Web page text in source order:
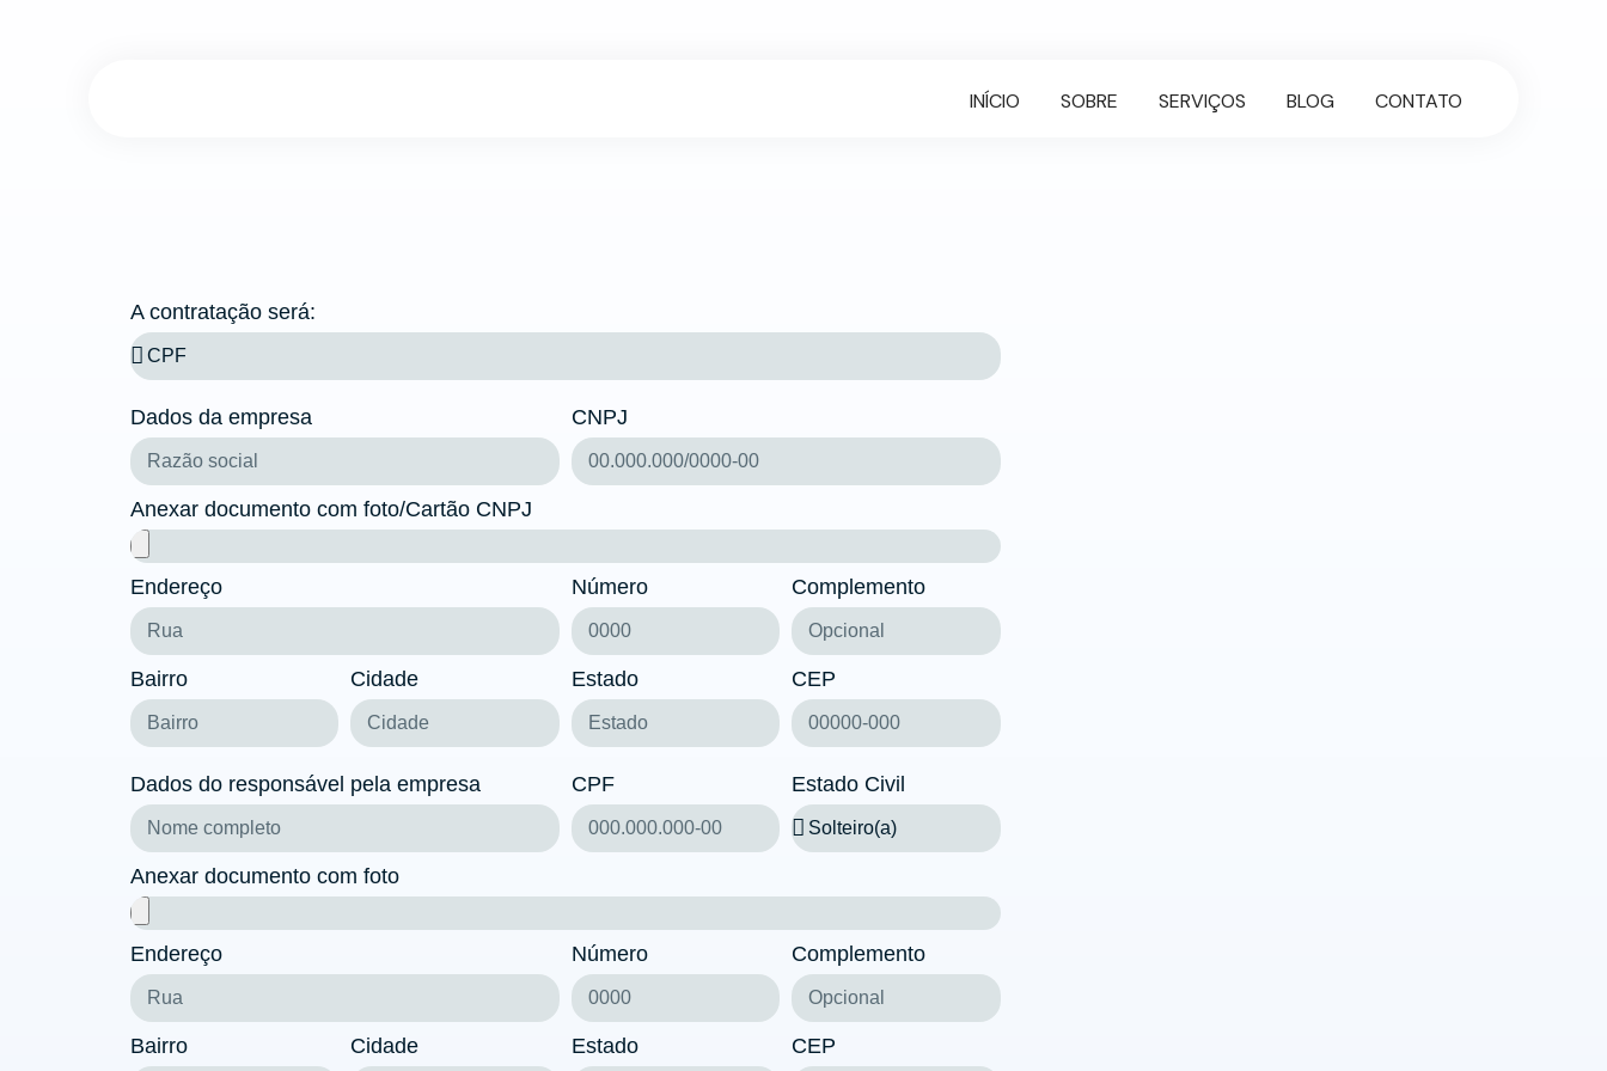
INÍCIO SOBRE SERVIÇOS BLOG CONTATO
A contratação será:
Dados da empresa CNPJ
Anexar documento com foto/Cartão CNPJ
Endereço Número Complemento
Bairro Cidade Estado CEP
Dados do responsável pela empresa CPF Estado Civil
Anexar documento com foto
Endereço Número Complemento
Bairro Cidade Estado CEP